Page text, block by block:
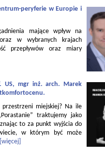
peryferie w Europie i
mające wpływ na
w wybranych krajach
przepływów oraz miary
US, mgr inż. arch. Marek
miejskiej? Na ile
traktujemy jako
to za punkt wyjścia do
w którym być może
[więcej]